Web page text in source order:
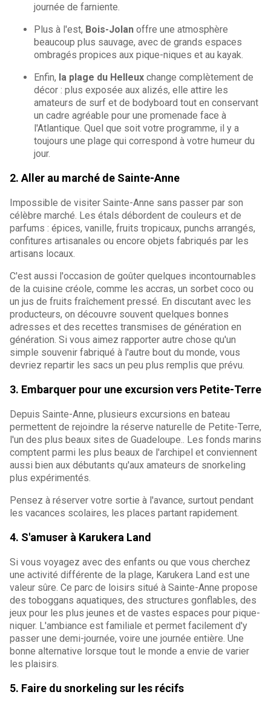
journée de farniente.
Plus à l'est, Bois-Jolan offre une atmosphère
beaucoup plus sauvage, avec de grands espaces
ombragés propices aux pique-niques et au kayak.
Enfin, la plage du Helleux change complètement de
décor : plus exposée aux alizés, elle attire les
amateurs de surf et de bodyboard tout en conservant
un cadre agréable pour une promenade face à
l'Atlantique. Quel que soit votre programme, il y a
toujours une plage qui correspond à votre humeur du
jour.
2. Aller au marché de Sainte-Anne
Impossible de visiter Sainte-Anne sans passer par son
célèbre marché. Les étals débordent de couleurs et de
parfums : épices, vanille, fruits tropicaux, punchs arrangés,
confitures artisanales ou encore objets fabriqués par les
artisans locaux.
C'est aussi l'occasion de goûter quelques incontournables
de la cuisine créole, comme les accras, un sorbet coco ou
un jus de fruits fraîchement pressé. En discutant avec les
producteurs, on découvre souvent quelques bonnes
adresses et des recettes transmises de génération en
génération. Si vous aimez rapporter autre chose qu'un
simple souvenir fabriqué à l'autre bout du monde, vous
devriez repartir les sacs un peu plus remplis que prévu.
3. Embarquer pour une excursion vers Petite-Terre
Depuis Sainte-Anne, plusieurs excursions en bateau
permettent de rejoindre la réserve naturelle de Petite-Terre,
l'un des plus beaux sites de Guadeloupe.. Les fonds marins
comptent parmi les plus beaux de l'archipel et conviennent
aussi bien aux débutants qu'aux amateurs de snorkeling
plus expérimentés.
Pensez à réserver votre sortie à l'avance, surtout pendant
les vacances scolaires, les places partant rapidement.
4. S'amuser à Karukera Land
Si vous voyagez avec des enfants ou que vous cherchez
une activité différente de la plage, Karukera Land est une
valeur sûre. Ce parc de loisirs situé à Sainte-Anne propose
des toboggans aquatiques, des structures gonflables, des
jeux pour les plus jeunes et de vastes espaces pour pique-
niquer. L'ambiance est familiale et permet facilement d'y
passer une demi-journée, voire une journée entière. Une
bonne alternative lorsque tout le monde a envie de varier
les plaisirs.
5. Faire du snorkeling sur les récifs